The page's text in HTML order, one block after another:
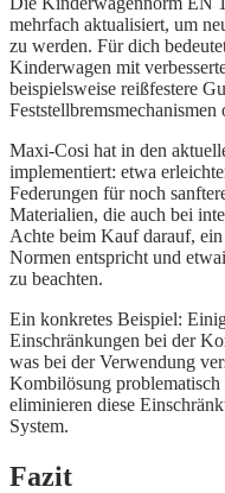
mehrfach aktualisiert, um
zu werden. Für dich
Kinderwagen mit
beispielsweise reißfestere
Feststellbremsmechanismen
Maxi-Cosi hat in den
implementiert: etwa
Federungen für noch
Materialien, die auch bei
Achte beim Kauf darauf,
Normen entspricht und
zu beachten.
Ein konkretes Beispiel:
Einschränkungen bei der
was bei der Verwendung
Kombilösung problematisch
eliminieren diese
System.
Fazit